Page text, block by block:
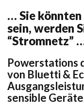
… Sie könnten
sein, werden
“Stromnetz”
Powerstations
von Bluetti &
sensible